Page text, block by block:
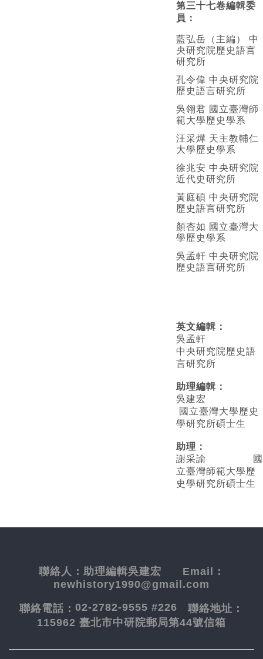
第三十七卷編輯委
員：
藍弘岳（主編） 中
央研究院歷史語言
研究所
孔令偉 中央研究院
歷史語言研究所
吳翎君 國立臺灣師
範大學歷史學系
汪采燁 天主教輔仁
大學歷史學系
徐兆安 中央研究院
近代史研究所
黃庭碩 中央研究院
歷史語言研究所
顏杏如 國立臺灣大
學歷史學系
吳孟軒 中央研究院
歷史語言研究所
英文編輯 ：
吳孟軒
中央研究院歷史語
言研究所
助理編輯：
吳建宏
國立臺灣大學歷史
學研究所碩士生
助理：
謝采諭
國
立臺灣師範大學歷
史學研究所碩士生
聯絡人： 助理編輯吳建宏 Email：
newhistory1990@gmail.com
聯絡電話： 02-2782-9555 #226 聯絡地址：
115962 臺北市中研院郵局第44號信箱